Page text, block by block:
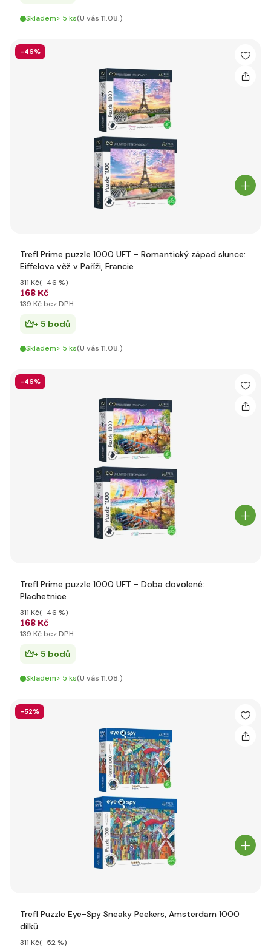
Skladem> 5 ks(U vás 11.08.)
-46%
Trefl Prime puzzle 1000 UFT - Romantický západ slunce:
Eiffelova věž v Paříži, Francie
168 Kč
311 Kč(-46 %)
139 Kč bez DPH
+ 5 bodů
Skladem> 5 ks(U vás 11.08.)
-46%
Trefl Prime puzzle 1000 UFT - Doba dovolené:
Plachetnice
168 Kč
311 Kč(-46 %)
139 Kč bez DPH
+ 5 bodů
Skladem> 5 ks(U vás 11.08.)
-52%
Trefl Puzzle Eye-Spy Sneaky Peekers, Amsterdam 1000
dílků
311 Kč(-52 %)